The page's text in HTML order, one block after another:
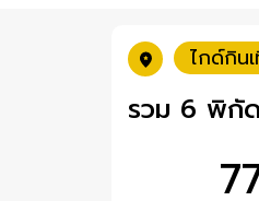
ไกด์กิน
รวม 6 พิกั